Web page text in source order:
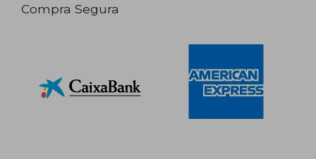
Compra Segura